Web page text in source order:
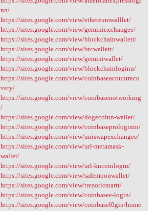
nn/
https://sites.google.com/view/ethereumwalllet/
https://sites.google.com/view/geminiexchangee/
https://sites.google.com/view/blockchainwallett/
https://sites.google.com/view/btcwallett/
https://sites.google.com/view/geminiwallet/
https://sites.google.com/view/blockchainloginn/
https://sites.google.com/view/coinbaseacountreco
very/
https://sites.google.com/view/coinbasenotworking
/
https://sites.google.com/view/dogecoinn-wallet/
https://sites.google.com/view/coinbaseprologinin/
https://sites.google.com/view/uniswapexchangee/
https://sites.google.com/view/url-metamask-
wallet/
https://sites.google.com/view/url-kucoinlogin/
https://sites.google.com/view/safemoonwallet/
https://sites.google.com/view/trezoriostartt/
https://sites.google.com/view/coinbasee-login/
https://sites.google.com/view/coinbasel0gin/home